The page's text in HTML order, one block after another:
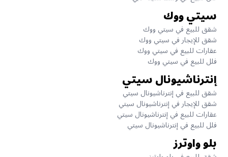
سيتي ووك
شقق للبيع في سيتي ووك
شقق للإيجار في سيتي ووك
عقارات للبيع في سيتي ووك
فلل للبيع في سيتي ووك
إنترناشيونال سيتي
شقق للبيع في إنترناشيونال سيتي
شقق للإيجار في إنترناشيونال سيتي
عقارات للبيع في إنترناشيونال سيتي
فلل للبيع في إنترناشيونال سيتي
بلو واوترز